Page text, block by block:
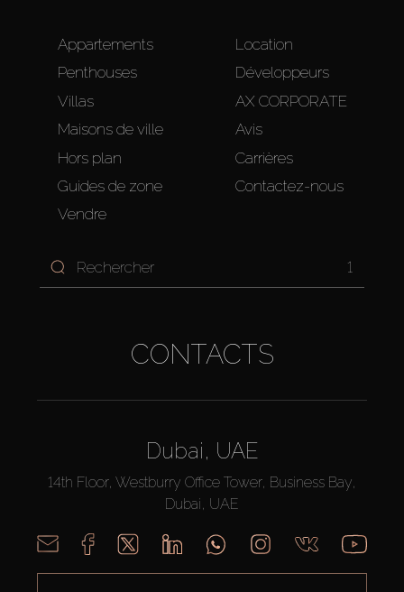
Appartements
Penthouses
Villas
Maisons de ville
Hors plan
Guides de zone
Vendre
Location
Développeurs
AX CORPORATE
Avis
Carrières
Contactez-nous
1
CONTACTS
Dubai, UAE
14th Floor, Westburry Office Tower, Business Bay,
Dubai, UAE